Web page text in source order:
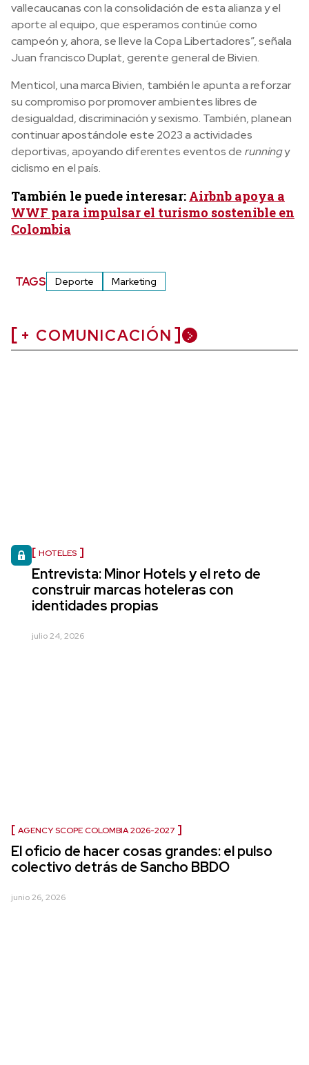
vallecaucanas con la consolidación de esta alianza y el
aporte al equipo, que esperamos continúe como
campeón y, ahora, se lleve la Copa Libertadores”, señala
Juan francisco Duplat, gerente general de Bivien.
Menticol, una marca Bivien, también le apunta a reforzar
su compromiso por promover ambientes libres de
desigualdad, discriminación y sexismo. También, planean
continuar apostándole este 2023 a actividades
deportivas, apoyando diferentes eventos de runningy
ciclismo en el país.
También le puede interesar: Airbnb apoya a
WWF para impulsar el turismo sostenible en
Colombia
TAGS Deporte Marketing
+ COMUNICACIÓN
HOTELES
Entrevista: Minor Hotels y el reto de
construir marcas hoteleras con
identidades propias
julio 24, 2026
AGENCY SCOPE COLOMBIA 2026-2027
El oficio de hacer cosas grandes: el pulso
colectivo detrás de Sancho BBDO
junio 26, 2026